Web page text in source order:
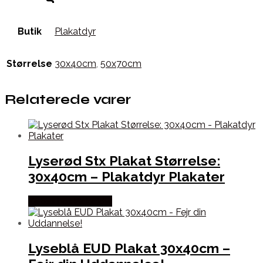
Butik Plakatdyr
Størrelse 30x40cm, 50x70cm
Relaterede varer
Lyserød Stx Plakat Størrelse:
30x40cm – Plakatdyr Plakater
Lyseblå EUD Plakat 30x40cm –